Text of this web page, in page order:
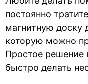
постоянно
магнитную доску
которую можно
Простое решение
быстро делать